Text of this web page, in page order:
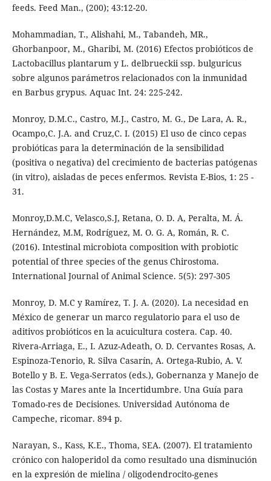
feeds. Feed Man., (200); 43:12-20.
Mohammadian, T., Alishahi, M., Tabandeh, MR.,
Ghorbanpoor, M., Gharibi, M. (2016) Efectos probióticos de
Lactobacillus plantarum y L. delbrueckii ssp. bulguricus
sobre algunos parámetros relacionados con la inmunidad
en Barbus grypus. Aquac Int. 24: 225-242.
Monroy, D.M.C., Castro, M.J., Castro, M. G., De Lara, A. R.,
Ocampo,C. J.A. and Cruz,C. I. (2015) El uso de cinco cepas
probióticas para la determinación de la sensibilidad
(positiva o negativa) del crecimiento de bacterias patógenas
(in vitro), aisladas de peces enfermos. Revista E-Bios, 1: 25 -
31.
Monroy,D.M.C, Velasco,S.J, Retana, O. D. A, Peralta, M. Á.
Hernández, M.M, Rodríguez, M. O. G. A, Román, R. C.
(2016). Intestinal microbiota composition with probiotic
potential of three species of the genus Chirostoma.
International Journal of Animal Science. 5(5): 297-305
Monroy, D. M.C y Ramírez, T. J. A. (2020). La necesidad en
México de generar un marco regulatorio para el uso de
aditivos probióticos en la acuicultura costera. Cap. 40.
Rivera-Arriaga, E., I. Azuz-Adeath, O. D. Cervantes Rosas, A.
Espinoza-Tenorio, R. Silva Casarín, A. Ortega-Rubio, A. V.
Botello y B. E. Vega-Serratos (eds.), Gobernanza y Manejo de
las Costas y Mares ante la Incertidumbre. Una Guía para
Tomado-res de Decisiones. Universidad Autónoma de
Campeche, ricomar. 894 p.
Narayan, S., Kass, K.E., Thoma, SEA. (2007). El tratamiento
crónico con haloperidol da como resultado una disminución
en la expresión de mielina / oligodendrocito-genes